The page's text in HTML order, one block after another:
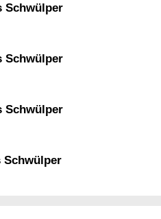
Schwülper
Schwülper
Schwülper
Schwülper